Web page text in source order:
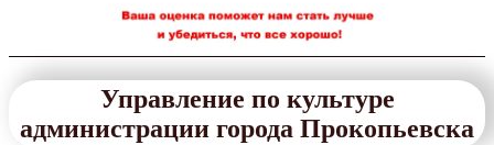
Управление по культуре
администрации города Прокопьевска